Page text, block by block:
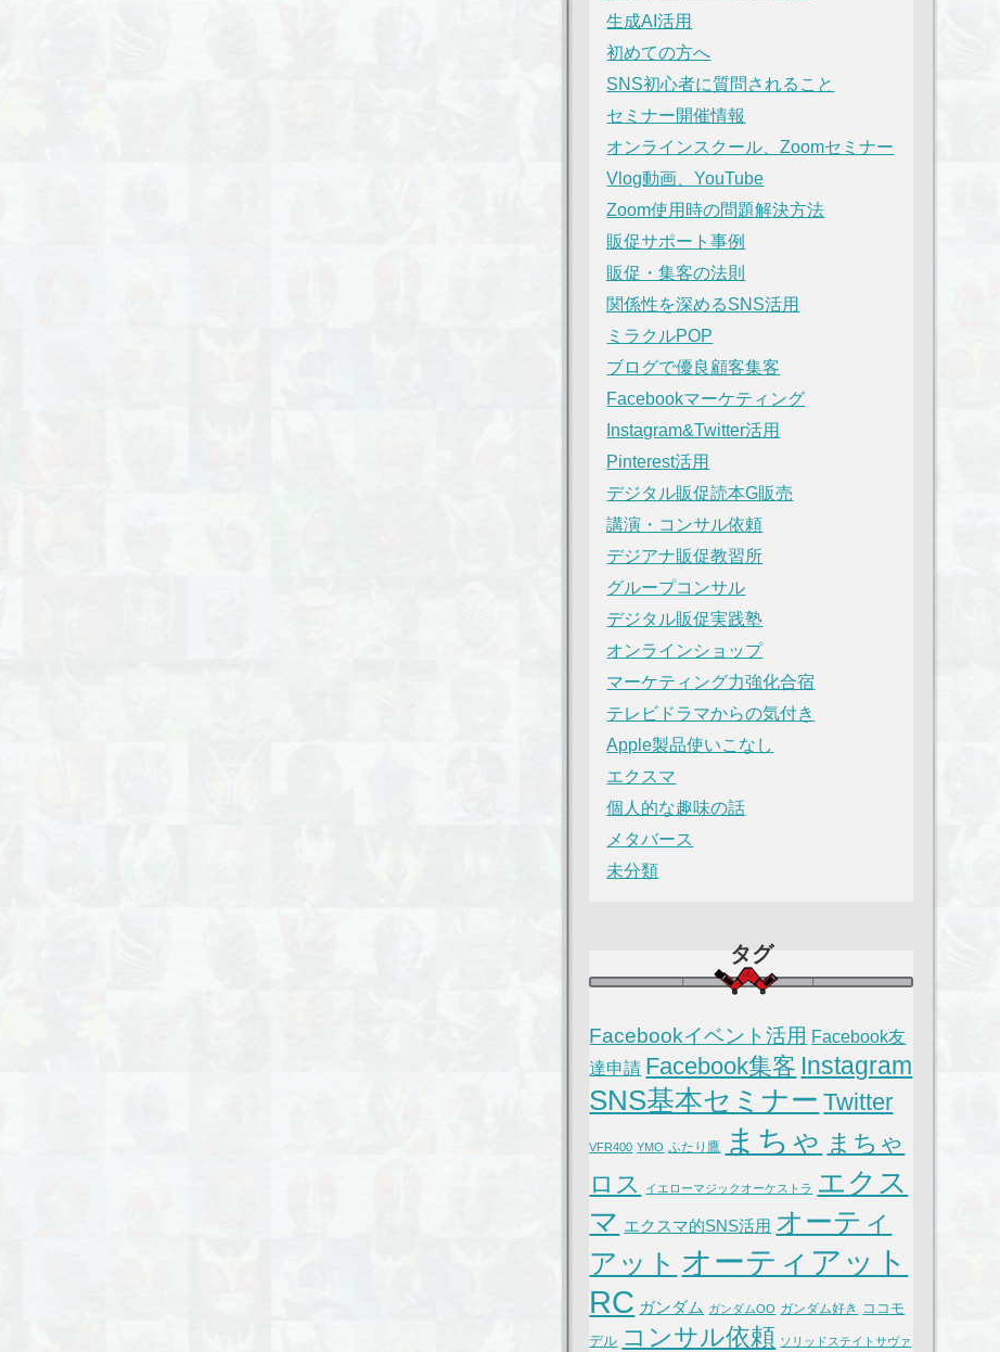
生成AI活用
初めての方へ
SNS初心者に質問されること
セミナー開催情報
オンラインスクール、Zoomセミナー
Vlog動画、YouTube
Zoom使用時の問題解決方法
販促サポート事例
販促・集客の法則
関係性を深めるSNS活用
ミラクルPOP
ブログで優良顧客集客
Facebookマーケティング
Instagram&Twitter活用
Pinterest活用
デジタル販促読本G販売
講演・コンサル依頼
デジアナ販促教習所
グループコンサル
デジタル販促実践塾
オンラインショップ
マーケティング力強化合宿
テレビドラマからの気付き
Apple製品使いこなし
エクスマ
個人的な趣味の話
メタバース
未分類
タグ
Facebookイベント活用 Facebook友
達申請 Facebook集客 Instagram
SNS基本セミナー Twitter
VFR400 YMO ふたり鷹 まちゃ まちゃ
ロス
イエローマジックオーケストラ
エクス
マ エクスマ的SNS活用 オーティ
アット オーティアット
RC ガンダム ガンダムOO ガンダム好き ココモ
デル コンサル依頼 ソリッドステイトサヴァ